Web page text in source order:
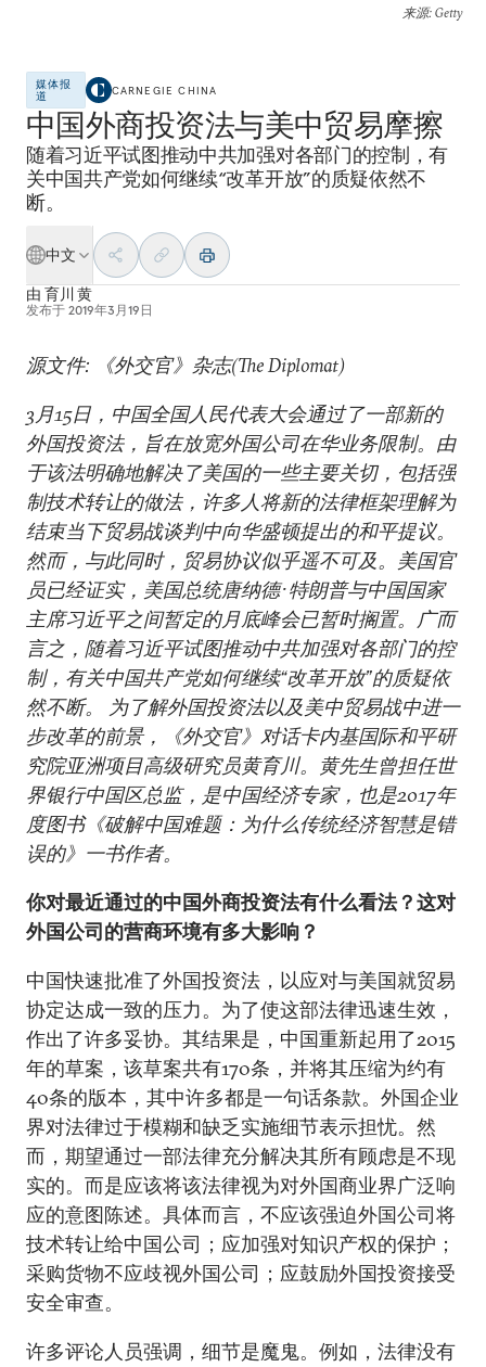
来源: Getty
媒体报
道
CARNEGIE CHINA
中国外商投资法与美中贸易摩擦
随着习近平试图推动中共加强对各部门的控制，有
关中国共产党如何继续“改革开放”的质疑依然不
断。
中文
由 育川 黄
发布于 2019年3月19日
源文件: 《外交官》杂志(The Diplomat)
3月15日，中国全国人民代表大会通过了一部新的
外国投资法，旨在放宽外国公司在华业务限制。由
于该法明确地解决了美国的一些主要关切，包括强
制技术转让的做法，许多人将新的法律框架理解为
结束当下贸易战谈判中向华盛顿提出的和平提议。
然而，与此同时，贸易协议似乎遥不可及。美国官
员已经证实，美国总统唐纳德·特朗普与中国国家
主席习近平之间暂定的月底峰会已暂时搁置。广而
言之，随着习近平试图推动中共加强对各部门的控
制，有关中国共产党如何继续“改革开放”的质疑依
然不断。 为了解外国投资法以及美中贸易战中进一
步改革的前景，《外交官》对话卡内基国际和平研
究院亚洲项目高级研究员黄育川。黄先生曾担任世
界银行中国区总监，是中国经济专家，也是2017年
度图书《破解中国难题：为什么传统经济智慧是错
误的》一书作者。
你对最近通过的中国外商投资法有什么看法？这对
外国公司的营商环境有多大影响？
中国快速批准了外国投资法，以应对与美国就贸易
协定达成一致的压力。为了使这部法律迅速生效，
作出了许多妥协。其结果是，中国重新起用了2015
年的草案，该草案共有170条，并将其压缩为约有
40条的版本，其中许多都是一句话条款。外国企业
界对法律过于模糊和缺乏实施细节表示担忧。然
而，期望通过一部法律充分解决其所有顾虑是不现
实的。而是应该将该法律视为对外国商业界广泛响
应的意图陈述。具体而言，不应该强迫外国公司将
技术转让给中国公司；应加强对知识产权的保护；
采购货物不应歧视外国公司；应鼓励外国投资接受
安全审查。
许多评论人员强调，细节是魔鬼。例如，法律没有